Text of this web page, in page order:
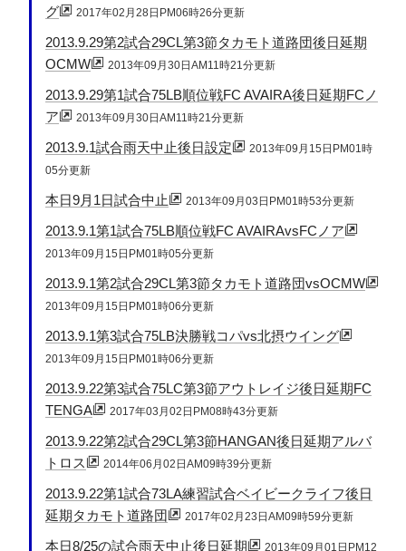
グ
2017年02月28日PM06時26分更新
2013.9.29第2試合29CL第3節タカモト道路団後日延期
OCMW
2013年09月30日AM11時21分更新
2013.9.29第1試合75LB順位戦FC AVAIRA後日延期FCノ
ア
2013年09月30日AM11時21分更新
2013.9.1試合雨天中止後日設定
2013年09月15日PM01時
05分更新
本日9月1日試合中止 2013年09月03日PM01時53分更新
2013.9.1第1試合75LB順位戦FC AVAIRAvsFCノア
2013年09月15日PM01時05分更新
2013.9.1第2試合29CL第3節タカモト道路団vsOCMW
2013年09月15日PM01時06分更新
2013.9.1第3試合75LB決勝戦コパvs北摂ウイング
2013年09月15日PM01時06分更新
2013.9.22第3試合75LC第3節アウトレイジ後日延期FC
TENGA
2017年03月02日PM08時43分更新
2013.9.22第2試合29CL第3節HANGAN後日延期アルバ
トロス
2014年06月02日AM09時39分更新
2013.9.22第1試合73LA練習試合ベイビークライフ後日
延期タカモト道路団
2017年02月23日AM09時59分更新
本日8/25の試合雨天中止後日延期 2013年09月01日PM12